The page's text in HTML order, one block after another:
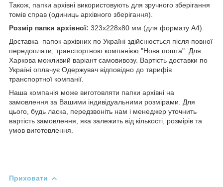
Також, папки архівні використовують для зручного зберігання
томів справ (одиниць архівного зберігання).
Розмір папки архівної: 323х228х80 мм (для формату А4).
Доставка папок архівних по Україні здійснюється після повної
передоплати, транспортною компанією "Нова пошта". Для
Харкова можливий варіант самовивозу. Вартість доставки по
Україні оплачує Одержувач відповідно до тарифів
транспортної компанії.
Наша компанія може виготовляти папки архівні на
замовлення за Вашими індивідуальними розмірами. Для
цього, будь ласка, передзвоніть нам і менеджер уточнить
вартість замовлення, яка залежить від кількості, розмірів та
умов виготовлення.
Приховати